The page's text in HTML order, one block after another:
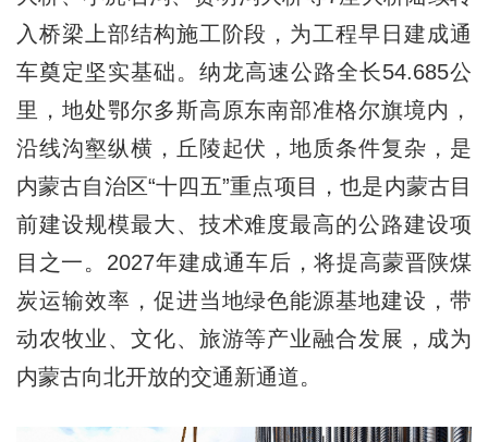
入桥梁上部结构施工阶段，为工程早日建成通
车奠定坚实基础。纳龙高速公路全长54.685公
里，地处鄂尔多斯高原东南部准格尔旗境内，
沿线沟壑纵横，丘陵起伏，地质条件复杂，是
内蒙古自治区“十四五”重点项目，也是内蒙古目
前建设规模最大、技术难度最高的公路建设项
目之一。2027年建成通车后，将提高蒙晋陕煤
炭运输效率，促进当地绿色能源基地建设，带
动农牧业、文化、旅游等产业融合发展，成为
内蒙古向北开放的交通新通道。